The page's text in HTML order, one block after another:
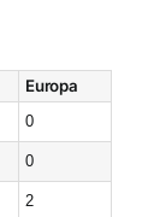
Europa
0
0
2